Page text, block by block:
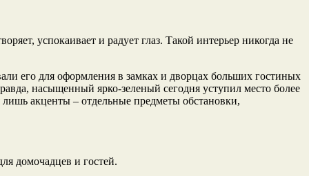
успокаивает и радует глаз. Такой интерьер никогда не
его для оформления в замках и дворцах больших гостиных
насыщенный ярко-зеленый сегодня уступил место более
акценты – отдельные предметы обстановки,
домочадцев и гостей.